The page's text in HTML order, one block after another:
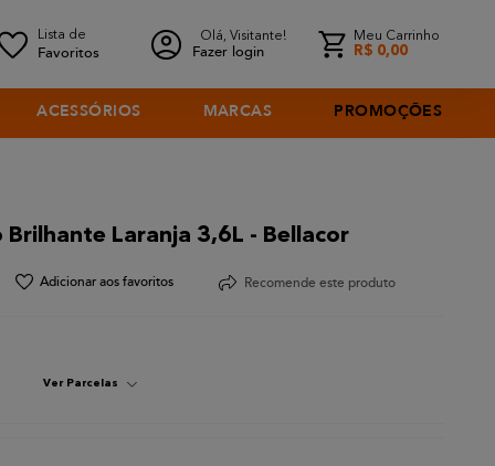
Olá, Visitante!
Fazer login
Meu Carrinho
R$ 0,00
ACESSÓRIOS MARCAS PROMOÇÕES
Laranja 3,6L - Bellacor
Recomende este produto
Ver Parcelas